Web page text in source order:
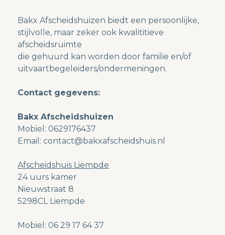
Bakx Afscheidshuizen biedt een persoonlijke,
stijlvolle, maar zeker ook kwalititieve
afscheidsruimte
die gehuurd kan worden door familie en/of
uitvaartbegeleiders/ondermeningen.
Contact gegevens:
Bakx Afscheidshuizen
Mobiel: 0629176437
Email: contact@bakxafscheidshuis.nl
Afscheidshuis Liempde
24 uurs kamer
Nieuwstraat 8
5298CL Liempde
Mobiel: 06 29 17 64 37